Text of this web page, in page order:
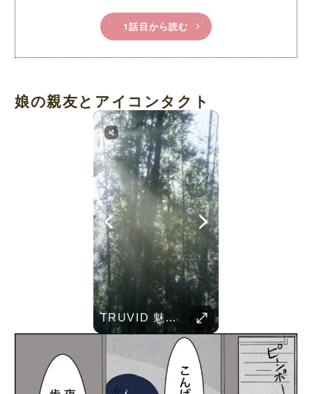
1話目から読む
娘の親友とアイコンタクト
TRUVID 魅力的な京都――時を超える静寂と伝統美